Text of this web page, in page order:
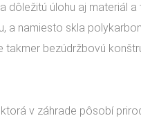
dôležitú úlohu aj materiál
a namiesto skla
bezúdržbovú
v záhrade pôsobí